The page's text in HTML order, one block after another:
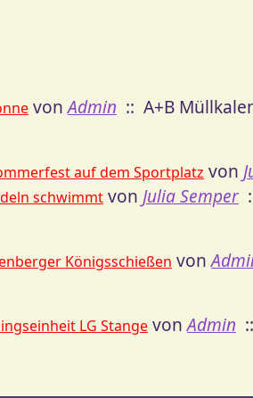
von Admin :: A+B
auf dem Sportplatz von
schwimmt von Julia Semper
Königsschießen von
LG Stange von Admin